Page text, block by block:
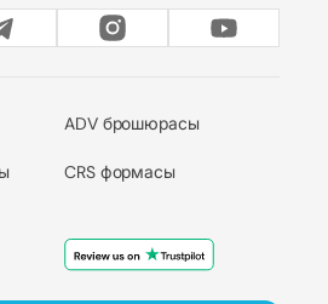
ADV брошюрасы
CRS формасы